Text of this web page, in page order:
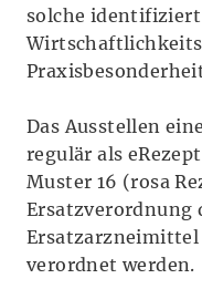
solche
Das Ausstellen
regulär als
Muster 16 (rosa
Ersatzverordnung
verordnet werden.